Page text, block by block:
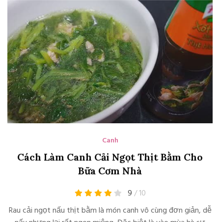
Canh
Cách Làm Canh Cải Ngọt Thịt Bằm Cho
Bữa Cơm Nhà
9/ 10
Rau cải ngọt nấu thịt bằm là món canh vô cùng đơn giản, dễ